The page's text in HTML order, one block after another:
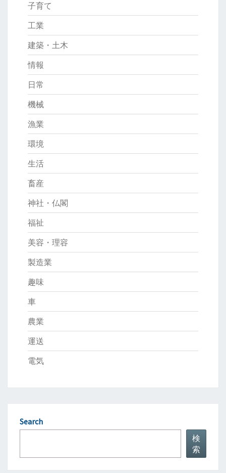
子育て
工業
建築・土木
情報
日常
機械
漁業
環境
生活
畜産
神社・仏閣
福祉
美容・理容
製造業
趣味
車
農業
運送
電気
Search
検
索